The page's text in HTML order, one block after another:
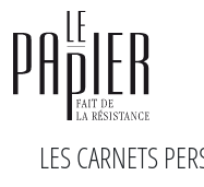
LES CARNETS
Panneau de gestion des cookies